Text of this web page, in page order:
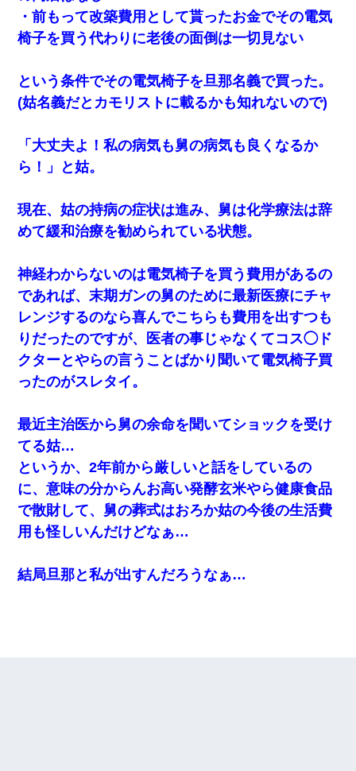
・前もって改築費用として貰ったお金でその電気
椅子を買う代わりに老後の面倒は一切見ない
という条件でその電気椅子を旦那名義で買った。
(姑名義だとカモリストに載るかも知れないので)
「大丈夫よ！私の病気も舅の病気も良くなるか
ら！」と姑。
現在、姑の持病の症状は進み、舅は化学療法は辞
めて緩和治療を勧められている状態。
神経わからないのは電気椅子を買う費用があるの
であれば、末期ガンの舅のために最新医療にチャ
レンジするのなら喜んでこちらも費用を出すつも
りだったのですが、医者の事じゃなくてコス◯ド
クターとやらの言うことばかり聞いて電気椅子買
ったのがスレタイ。
最近主治医から舅の余命を聞いてショックを受け
てる姑…
というか、2年前から厳しいと話をしているの
に、意味の分からんお高い発酵玄米やら健康食品
で散財して、舅の葬式はおろか姑の今後の生活費
用も怪しいんだけどなぁ…
結局旦那と私が出すんだろうなぁ…